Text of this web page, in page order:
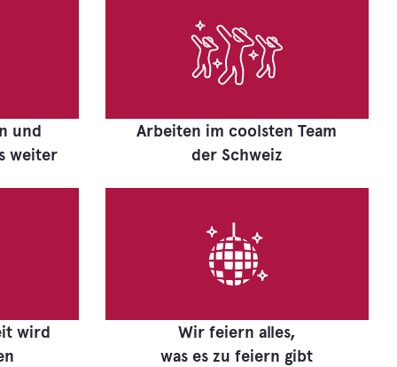
und
weiter
Arbeiten im coolsten Team
der Schweiz
wird
Wir feiern alles,
was es zu feiern gibt